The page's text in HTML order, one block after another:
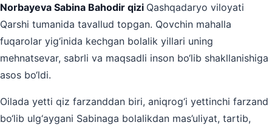
Norbayeva Sabina Bahodir qizi Qashqadaryo viloyati
Qarshi tumanida tavallud topgan. Qovchin mahalla
fuqarolar yig‘inida kechgan bolalik yillari uning
mehnatsevar, sabrli va maqsadli inson bo‘lib shakllanishiga
asos bo‘ldi.
Oilada yetti qiz farzanddan biri, aniqrog‘i yettinchi farzand
bo‘lib ulg‘aygani Sabinaga bolalikdan mas’uliyat, tartib,